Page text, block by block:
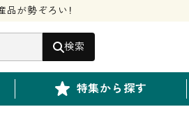
が勢ぞろい！
検索
特集から探す